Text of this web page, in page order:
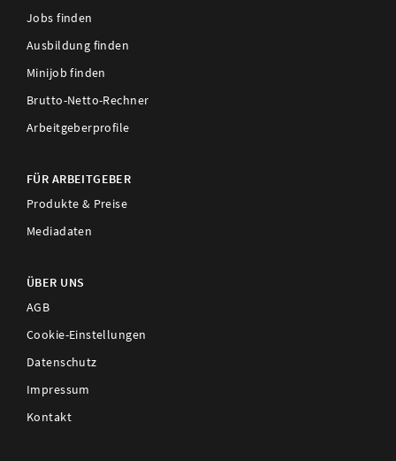
Jobs finden
Ausbildung finden
Minijob finden
Brutto-Netto-Rechner
Arbeitgeberprofile
FÜR ARBEITGEBER
Produkte & Preise
Mediadaten
ÜBER UNS
AGB
Cookie-Einstellungen
Datenschutz
Impressum
Kontakt